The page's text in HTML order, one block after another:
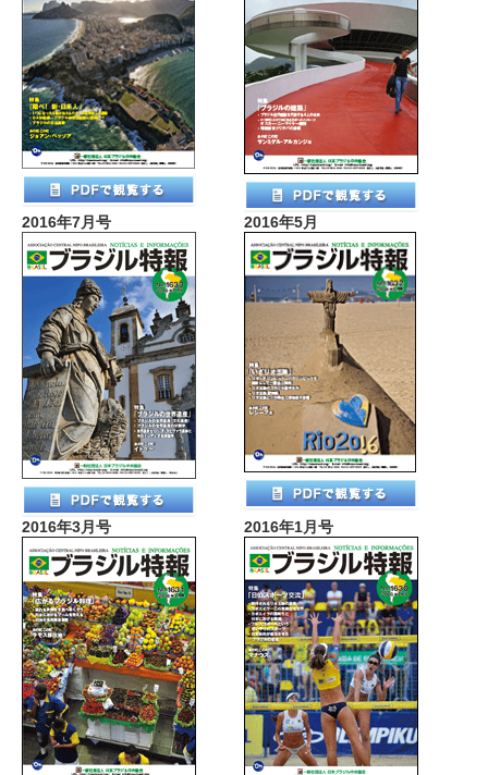
2016年7月号 2016年5月
2016年3月号 2016年1月号